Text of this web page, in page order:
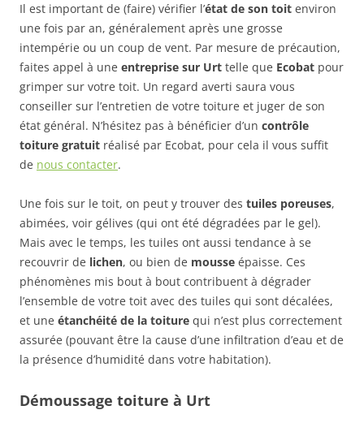
Il est important de (faire) vérifier l’état de son toit environ
une fois par an, généralement après une grosse
intempérie ou un coup de vent. Par mesure de précaution,
faites appel à une entreprise sur Urt telle que Ecobat pour
grimper sur votre toit. Un regard averti saura vous
conseiller sur l’entretien de votre toiture et juger de son
état général. N’hésitez pas à bénéficier d’un contrôle
toiture gratuit réalisé par Ecobat, pour cela il vous suffit
de nous contacter.
Une fois sur le toit, on peut y trouver des tuiles poreuses,
abimées, voir gélives (qui ont été dégradées par le gel).
Mais avec le temps, les tuiles ont aussi tendance à se
recouvrir de lichen, ou bien de mousse épaisse. Ces
phénomènes mis bout à bout contribuent à dégrader
l’ensemble de votre toit avec des tuiles qui sont décalées,
et une étanchéité de la toiture qui n’est plus correctement
assurée (pouvant être la cause d’une infiltration d’eau et de
la présence d’humidité dans votre habitation).
Démoussage toiture à Urt